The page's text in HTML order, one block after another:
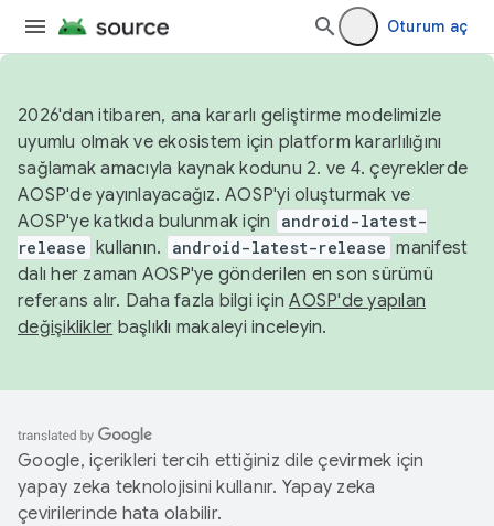
Oturum aç
2026'dan itibaren, ana kararlı geliştirme modelimizle
uyumlu olmak ve ekosistem için platform kararlılığını
sağlamak amacıyla kaynak kodunu 2. ve 4. çeyreklerde
AOSP'de yayınlayacağız. AOSP'yi oluşturmak ve
AOSP'ye katkıda bulunmak için
android-latest-
release kullanın. android-latest-release manifest
dalı her zaman AOSP'ye gönderilen en son sürümü
referans alır. Daha fazla bilgi içinAOSP'de yapılan
değişiklikler başlıklı makaleyi inceleyin.
Google, içerikleri tercih ettiğiniz dile çevirmek için
yapay zeka teknolojisini kullanır. Yapay zeka
çevirilerinde hata olabilir.